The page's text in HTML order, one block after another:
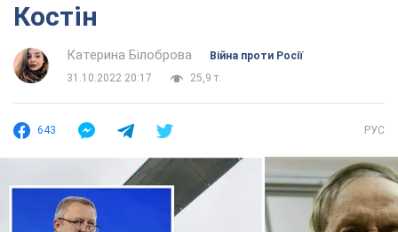
Костін
Катерина Білоброва
Війна проти Росії
31.10.2022 20:17
25,9 т.
643 РУС